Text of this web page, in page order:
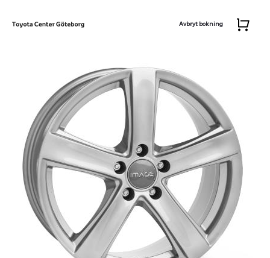
Avbryt bokning